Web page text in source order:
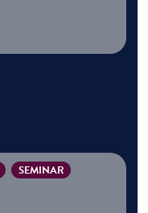
SEMINAR